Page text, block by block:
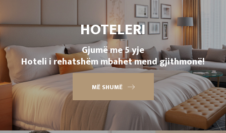
HOTELERI
Gjumë me 5 yje
Hoteli i rehatshëm mbahet mend gjithmonë!
MË SHUMË